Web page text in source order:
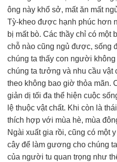
ông này khổ sở, mất ăn mất
Tỳ-kheo được hạnh phúc hơn
bị mất bò. Các thầy chỉ có một
chỗ nào cũng ngủ được, sống
chúng ta thấy con người
chúng ta tưởng và nhu cầu vật
theo không bao giờ thỏa mãn.
giản dị tối đa thể hiện cuộc
lệ thuộc vật chất. Khi còn là
thích hợp với mùa hè, mùa
Ngài xuất gia rồi, cũng có một
cây để làm gương cho chúng
của người tu quan trọng như